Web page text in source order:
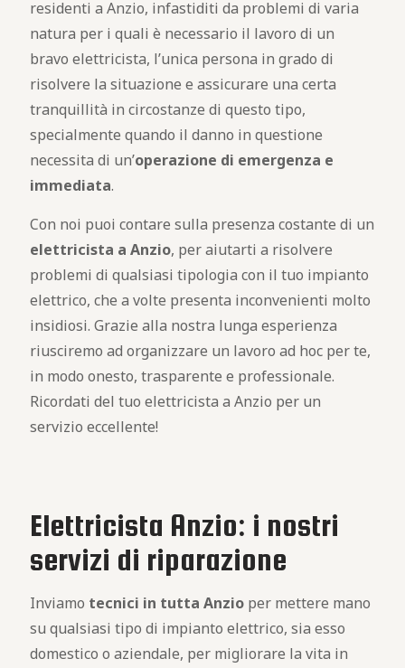
residenti a Anzio, infastiditi da problemi di varia
natura per i quali è necessario il lavoro di un
bravo elettricista, l’unica persona in grado di
risolvere la situazione e assicurare una certa
tranquillità in circostanze di questo tipo,
specialmente quando il danno in questione
necessita di un’operazione di emergenza e
immediata.
Con noi puoi contare sulla presenza costante di un
elettricista a Anzio, per aiutarti a risolvere
problemi di qualsiasi tipologia con il tuo impianto
elettrico, che a volte presenta inconvenienti molto
insidiosi. Grazie alla nostra lunga esperienza
riusciremo ad organizzare un lavoro ad hoc per te,
in modo onesto, trasparente e professionale.
Ricordati del tuo elettricista a Anzio per un
servizio eccellente!
Elettricista Anzio: i nostri
servizi di riparazione
Inviamo tecnici in tutta Anzio per mettere mano
su qualsiasi tipo di impianto elettrico, sia esso
domestico o aziendale, per migliorare la vita in